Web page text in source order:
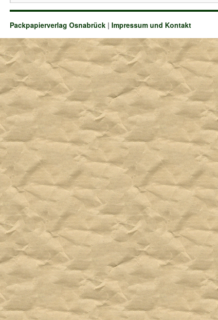
Packpapierverlag Osnabrück | Impressum und Kontakt